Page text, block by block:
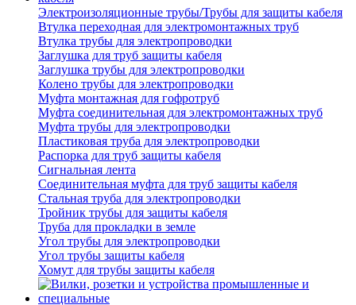
Электроизоляционные трубы/Трубы для защиты кабеля
Втулка переходная для электромонтажных труб
Втулка трубы для электропроводки
Заглушка для труб защиты кабеля
Заглушка трубы для электропроводки
Колено трубы для электропроводки
Муфта монтажная для гофротруб
Муфта соединительная для электромонтажных труб
Муфта трубы для электропроводки
Пластиковая труба для электропроводки
Распорка для труб защиты кабеля
Сигнальная лента
Соединительная муфта для труб защиты кабеля
Стальная труба для электропроводки
Тройник трубы для защиты кабеля
Труба для прокладки в земле
Угол трубы для электропроводки
Угол трубы защиты кабеля
Хомут для трубы защиты кабеля